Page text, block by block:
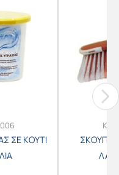
ΣΕ ΚΟΥΤΙ
ΣΚΟΥΠΑ